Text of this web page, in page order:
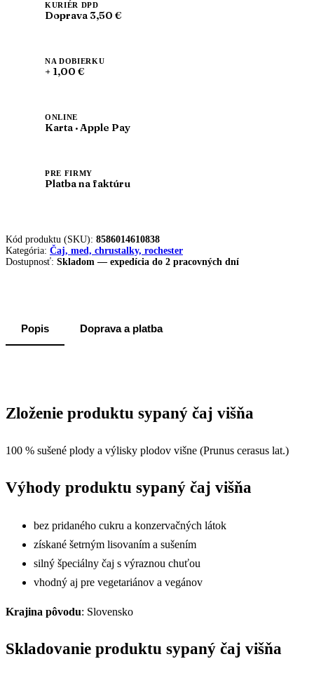
KURIÉR DPD
Doprava 3,50 €
NA DOBIERKU
+ 1,00 €
ONLINE
Karta · Apple Pay
PRE FIRMY
Platba na faktúru
Kód produktu (SKU): 8586014610838
Kategória: Čaj, med, chrustalky, rochester
Dostupnosť: Skladom — expedícia do 2 pracovných dní
Popis Doprava a platba
Zloženie produktu sypaný čaj višňa
100 % sušené plody a výlisky plodov višne (Prunus cerasus lat.)
Výhody produktu sypaný čaj višňa
bez pridaného cukru a konzervačných látok
získané šetrným lisovaním a sušením
silný špeciálny čaj s výraznou chuťou
vhodný aj pre vegetariánov a vegánov
Krajina pôvodu: Slovensko
Skladovanie produktu sypaný čaj višňa